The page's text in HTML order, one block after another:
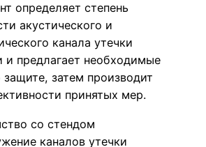
определяет степень
акустического и
канала утечки
и предлагает необходимые
затем производит
принятых мер.
со стендом
каналов утечки